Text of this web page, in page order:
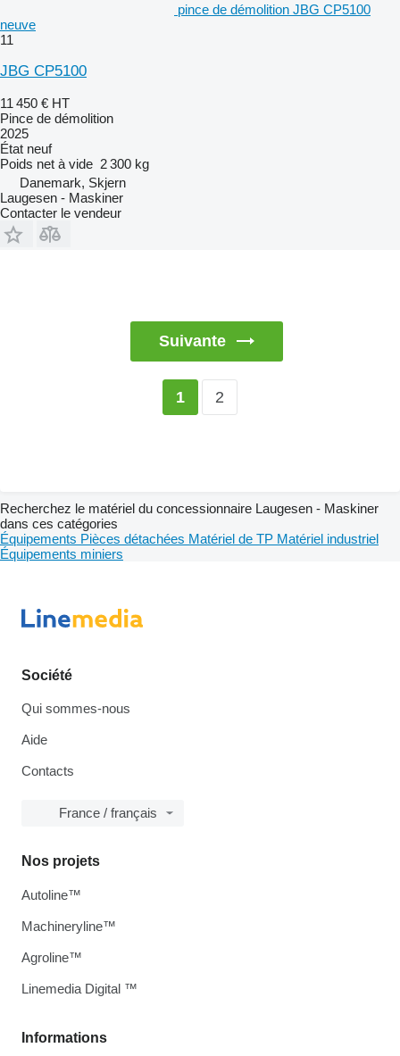
pince de démolition JBG CP5100
neuve
11
JBG CP5100
11 450 € HT
Pince de démolition
2025
État neuf
Poids net à vide 2 300 kg
Danemark, Skjern
Laugesen - Maskiner
Contacter le vendeur
Suivante
1 2
Recherchez le matériel du concessionnaire Laugesen - Maskiner
dans ces catégories
Équipements Pièces détachées Matériel de TP Matériel industriel
Équipements miniers
Société
Qui sommes-nous
Aide
Contacts
France / français
Informations
Nos projets
Autoline™
Machineryline™
Agroline™
Linemedia Digital ™